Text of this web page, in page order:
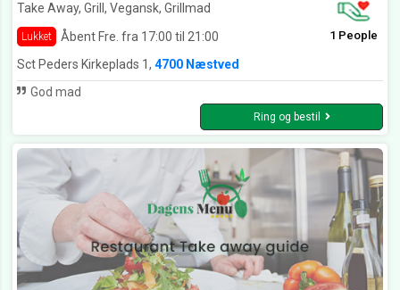
Take Away, Grill, Vegansk, Grillmad
Lukket Åbent Fre. fra 17:00 til 21:00 1 People
Sct Peders Kirkeplads 1, 4700 Næstved
God mad
Ring og bestil